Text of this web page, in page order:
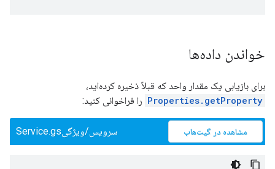
خواندن داده‌ها
برای بازیابی یک مقدار واحد که قبلاً ذخیره کرده‌اید،
Properties.getProperty را فراخوانی کنید:
سرویس/ویژگیService.gs مشاهده در گیت‌هاب